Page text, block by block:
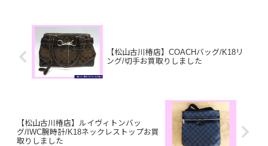
【松山古川椿店】COACHバッグ/K18リ
ング/切手お買取りしました
【松山古川椿店】ルイヴィトンバッ
グ/IWC腕時計/K18ネックレストップお買
取りしました